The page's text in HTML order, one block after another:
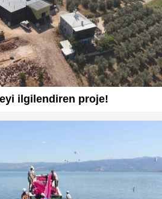
ilgilendiren proje!